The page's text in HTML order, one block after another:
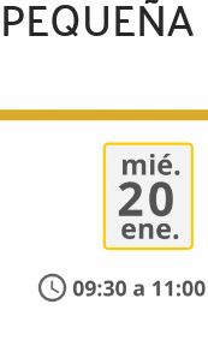
PEQUEÑA